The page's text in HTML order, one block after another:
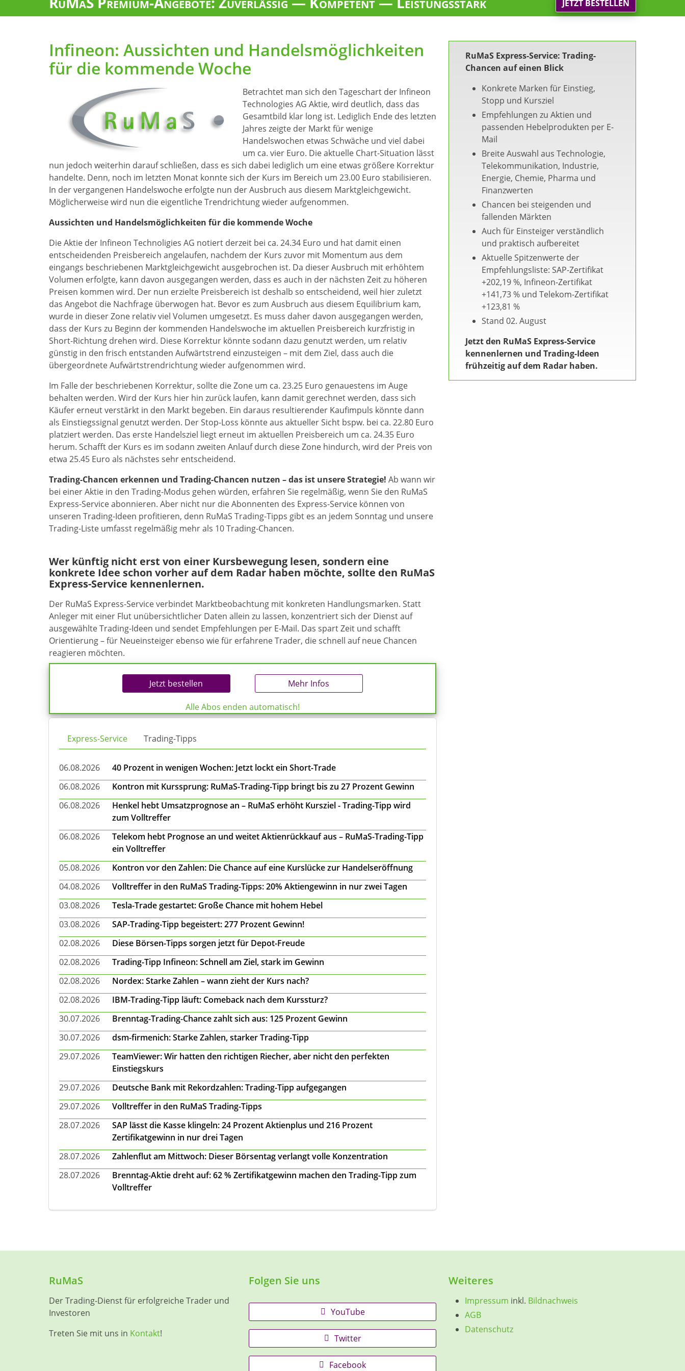
JETZT BESTELLEN
Infineon: Aussichten und Handelsmöglichkeiten
für die kommende Woche
Betrachtet man sich den Tageschart der Infineon
Technologies AG Aktie, wird deutlich, dass das
Gesamtbild klar long ist. Lediglich Ende des letzten
Jahres zeigte der Markt für wenige
Handelswochen etwas Schwäche und viel dabei
um ca. vier Euro. Die aktuelle Chart-Situation lässt
nun jedoch weiterhin darauf schließen, dass es sich dabei lediglich um eine etwas größere Korrektur
handelte. Denn, noch im letzten Monat konnte sich der Kurs im Bereich um 23.00 Euro stabilisieren.
In der vergangenen Handelswoche erfolgte nun der Ausbruch aus diesem Marktgleichgewicht.
Möglicherweise wird nun die eigentliche Trendrichtung wieder aufgenommen.
Aussichten und Handelsmöglichkeiten für die kommende Woche
Die Aktie der Infineon Technoligies AG notiert derzeit bei ca. 24.34 Euro und hat damit einen
entscheidenden Preisbereich angelaufen, nachdem der Kurs zuvor mit Momentum aus dem
eingangs beschriebenen Marktgleichgewicht ausgebrochen ist. Da dieser Ausbruch mit erhöhtem
Volumen erfolgte, kann davon ausgegangen werden, dass es auch in der nächsten Zeit zu höheren
Preisen kommen wird. Der nun erzielte Preisbereich ist deshalb so entscheidend, weil hier zuletzt
das Angebot die Nachfrage überwogen hat. Bevor es zum Ausbruch aus diesem Equilibrium kam,
wurde in dieser Zone relativ viel Volumen umgesetzt. Es muss daher davon ausgegangen werden,
dass der Kurs zu Beginn der kommenden Handelswoche im aktuellen Preisbereich kurzfristig in
Short-Richtung drehen wird. Diese Korrektur könnte sodann dazu genutzt werden, um relativ
günstig in den frisch entstanden Aufwärtstrend einzusteigen – mit dem Ziel, dass auch die
übergeordnete Aufwärtstrendrichtung wieder aufgenommen wird.
Im Falle der beschriebenen Korrektur, sollte die Zone um ca. 23.25 Euro genauestens im Auge
behalten werden. Wird der Kurs hier hin zurück laufen, kann damit gerechnet werden, dass sich
Käufer erneut verstärkt in den Markt begeben. Ein daraus resultierender Kaufimpuls könnte dann
als Einstiegssignal genutzt werden. Der Stop-Loss könnte aus aktueller Sicht bspw. bei ca. 22.80 Euro
platziert werden. Das erste Handelsziel liegt erneut im aktuellen Preisbereich um ca. 24.35 Euro
herum. Schafft der Kurs es im sodann zweiten Anlauf durch diese Zone hindurch, wird der Preis von
etwa 25.45 Euro als nächstes sehr entscheidend.
Trading-Chancen erkennen und Trading-Chancen nutzen – das ist unsere Strategie! Ab wann wir
bei einer Aktie in den Trading-Modus gehen würden, erfahren Sie regelmäßig, wenn Sie den RuMaS
Express-Service abonnieren. Aber nicht nur die Abonnenten des Express-Service können von
unseren Trading-Ideen profitieren, denn RuMaS Trading-Tipps gibt es an jedem Sonntag und unsere
Trading-Liste umfasst regelmäßig mehr als 10 Trading-Chancen.
Wer künftig nicht erst von einer Kursbewegung lesen, sondern eine
konkrete Idee schon vorher auf dem Radar haben möchte, sollte den RuMaS
Express-Service kennenlernen.
Der RuMaS Express-Service verbindet Marktbeobachtung mit konkreten Handlungsmarken. Statt
Anleger mit einer Flut unübersichtlicher Daten allein zu lassen, konzentriert sich der Dienst auf
ausgewählte Trading-Ideen und sendet Empfehlungen per E-Mail. Das spart Zeit und schafft
Orientierung – für Neueinsteiger ebenso wie für erfahrene Trader, die schnell auf neue Chancen
reagieren möchten.
Jetzt bestellen Mehr Infos
Alle Abos enden automatisch!
Express-Service Trading-Tipps
06.08.2026
40 Prozent in wenigen Wochen: Jetzt lockt ein Short-Trade
06.08.2026
Kontron mit Kurssprung: RuMaS-Trading-Tipp bringt bis zu 27 Prozent Gewinn
06.08.2026
Henkel hebt Umsatzprognose an – RuMaS erhöht Kursziel - Trading-Tipp wird
zum Volltreffer
06.08.2026
Telekom hebt Prognose an und weitet Aktienrückkauf aus – RuMaS-Trading-Tipp
ein Volltreffer
05.08.2026
Kontron vor den Zahlen: Die Chance auf eine Kurslücke zur Handelseröffnung
04.08.2026
Volltreffer in den RuMaS Trading-Tipps: 20% Aktiengewinn in nur zwei Tagen
03.08.2026
Tesla-Trade gestartet: Große Chance mit hohem Hebel
03.08.2026
SAP-Trading-Tipp begeistert: 277 Prozent Gewinn!
02.08.2026
Diese Börsen-Tipps sorgen jetzt für Depot-Freude
02.08.2026
Trading-Tipp Infineon: Schnell am Ziel, stark im Gewinn
02.08.2026
Nordex: Starke Zahlen – wann zieht der Kurs nach?
02.08.2026
IBM-Trading-Tipp läuft: Comeback nach dem Kurssturz?
30.07.2026
Brenntag-Trading-Chance zahlt sich aus: 125 Prozent Gewinn
30.07.2026
dsm-firmenich: Starke Zahlen, starker Trading-Tipp
29.07.2026
TeamViewer: Wir hatten den richtigen Riecher, aber nicht den perfekten
Einstiegskurs
29.07.2026
Deutsche Bank mit Rekordzahlen: Trading-Tipp aufgegangen
29.07.2026
Volltreffer in den RuMaS Trading-Tipps
28.07.2026
SAP lässt die Kasse klingeln: 24 Prozent Aktienplus und 216 Prozent
Zertifikatgewinn in nur drei Tagen
28.07.2026
Zahlenflut am Mittwoch: Dieser Börsentag verlangt volle Konzentration
28.07.2026
Brenntag-Aktie dreht auf: 62 % Zertifikatgewinn machen den Trading-Tipp zum
Volltreffer
RuMaS Express-Service: Trading-
Chancen auf einen Blick
Konkrete Marken für Einstieg,
Stopp und Kursziel
Empfehlungen zu Aktien und
passenden Hebelprodukten per E-
Mail
Breite Auswahl aus Technologie,
Telekommunikation, Industrie,
Energie, Chemie, Pharma und
Finanzwerten
Chancen bei steigenden und
fallenden Märkten
Auch für Einsteiger verständlich
und praktisch aufbereitet
Aktuelle Spitzenwerte der
Empfehlungsliste: SAP-Zertifikat
+202,19 %, Infineon-Zertifikat
+141,73 % und Telekom-Zertifikat
+123,81 %
Stand 02. August
Jetzt den RuMaS Express-Service
kennenlernen und Trading-Ideen
frühzeitig auf dem Radar haben.
RuMaS
Der Trading-Dienst für erfolgreiche Trader und
Investoren
Treten Sie mit uns in Kontakt!
Folgen Sie uns
YouTube
Twitter
Facebook
Weiteres
Impressum inkl. Bildnachweis
AGB
Datenschutz